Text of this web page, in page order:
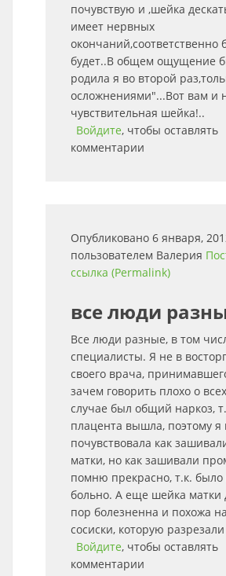
почувствую и ,шейка
имеет нервных
окончаний,соответственно
будет..В общем ощущение
родила я во второй
осложнениями"...Вот вам и
чувствительная шейка!..
Войдите, чтобы оставлять
комментарии
Опубликовано 6 января,
пользователем Валерия
ссылка (Permalink)
все люди
Все люди разные, в том
специалисты. Я не в
своего врача,
зачем говорить плохо о
случае был общий наркоз,
плацента вышла, поэтому я
почувствовала как
матки, но как зашивали
помню прекрасно, т.к. было
больно. А еще шейка матки
пор болезненна и похожа
сосиски, которую
Войдите, чтобы оставлять
комментарии